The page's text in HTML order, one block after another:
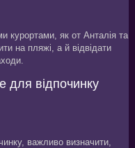
курортами, як от Анталія та
на пляжі, а й відвідати
для відпочинку
важливо визначити,